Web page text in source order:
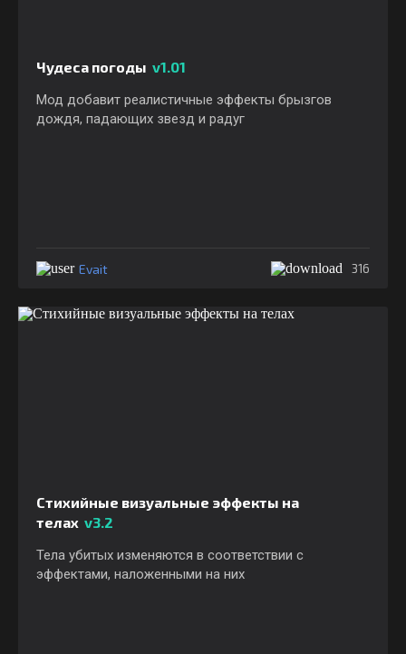
Чудеса погоды v1.01
Мод добавит реалистичные эффекты брызгов
дождя, падающих звезд и радуг
Evait 316
Стихийные визуальные эффекты на
телах v3.2
Тела убитых изменяются в соответствии с
эффектами, наложенными на них